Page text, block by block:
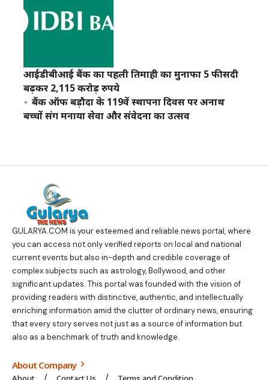
आईडीबीआई बैंक का पहली तिमाही का मुनाफा 5 फीसदी
बढ़कर 2,115 करोड़ रुपये
बैंक ऑफ बड़ौदा के 119वें स्थापना दिवस पर अनाथ
बच्चों संग मनाया सेवा और संवेदना का उत्सव
GULARYA.COM is your esteemed and reliable news portal, where
you can access not only verified reports on local and national
current events but also in-depth and credible coverage of
complex subjects such as astrology, Bollywood, and other
significant updates. This portal was founded with the vision of
providing readers with distinctive, authentic, and intellectually
enriching information amid the clutter of ordinary news, ensuring
that every story serves not just as a source of information but
also as a benchmark of truth and knowledge.
About Company